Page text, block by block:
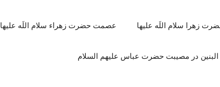
زهرا سلام اللَه علیها عصمت حضرت زهراء سلام اللَه علیها
در مصیبت حضرت عباس علیهم السلام